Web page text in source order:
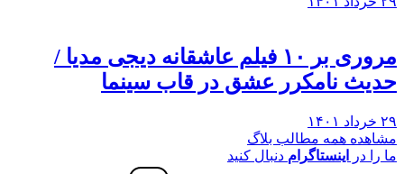
مروری بر ۱۰ فیلم عاشقانه دیجی مدیا /
حدیث نامکرر عشق در قاب سینما
۲۹ خرداد ۱۴۰۱
مشاهده همه مطالب بلاگ
ما را در
اینستاگرام دنبال کنید